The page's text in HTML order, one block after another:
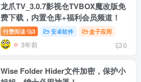
龙爪TV_3.0.7影视仓TVBOX魔改版免
费下载，内置仓库+福利会员频道！
付费阅读 3 安卓软件 盒子应用
3年前 0
Wise Folder Hider文件加密，保护小